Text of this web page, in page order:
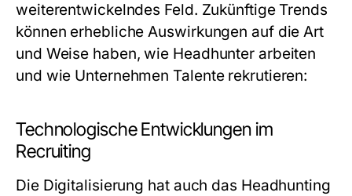
weiterentwickelndes Feld. Zukünftige Trends
können erhebliche Auswirkungen auf die Art
und Weise haben, wie Headhunter arbeiten
und wie Unternehmen Talente rekrutieren:
Technologische Entwicklungen im
Recruiting
Die Digitalisierung hat auch das Headhunting